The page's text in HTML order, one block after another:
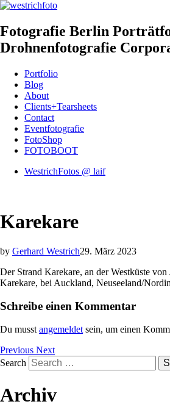
Fotografie Berlin
Drohnenfotografie
Portfolio
Blog
About
Clients+Tearsheets
Contact
Eventfotografie
FotoShop
FOTOBOOT
WestrichFotos @ laif
Karekare
by Gerhard Westrich29. März 2023
Der Strand Karekare, an der Westküste
Karekare, bei Auckland, Neuseeland/
Schreibe einen Kommentar
Du musst angemeldet sein, um einen
Previous Next
Search
Archiv